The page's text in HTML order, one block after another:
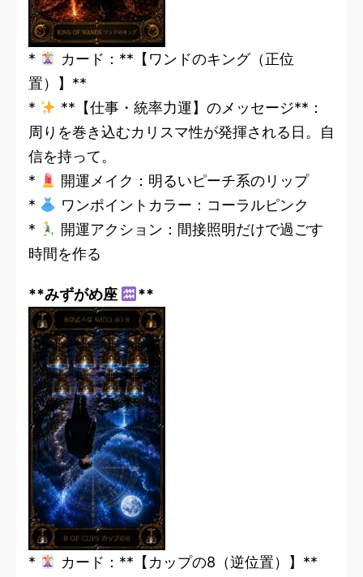
*
カード：**【ワンドのキング（正位
置）】**
*
**【仕事・統率力運】のメッセージ**：
周りを巻き込むカリスマ性が発揮される日。自
信を持って。
*
開運メイク：明るいピーチ系のリップ
*
ワンポイントカラー：コーラルピンク
*
開運アクション：間接照明だけで過ごす
時間を作る
**みずがめ座 **
*
カード：**【カップの8（逆位置）】**